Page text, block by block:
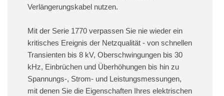
Verlängerungskabel nutzen.
Mit der Serie 1770 verpassen Sie nie wieder ein
kritisches Ereignis der Netzqualität - von schnellen
Transienten bis 8 kV, Oberschwingungen bis 30
kHz, Einbrüchen und Überhöhungen bis hin zu
Spannungs-, Strom- und Leistungsmessungen,
mit denen Sie die Eigenschaften Ihres elektrischen